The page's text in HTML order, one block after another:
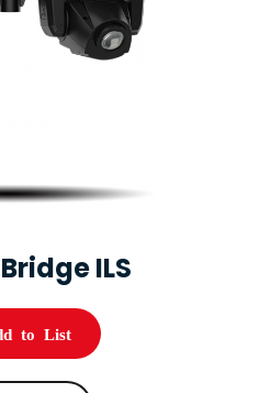
ILS
to List